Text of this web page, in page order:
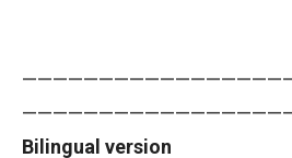
Bilingual version